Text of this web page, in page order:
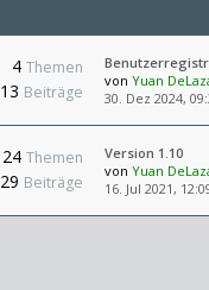
4 Themen
13 Beiträge
von Yuan
30. Dez 2024,
24 Themen
29 Beiträge
Version 1.10
von Yuan
16. Jul 2021,